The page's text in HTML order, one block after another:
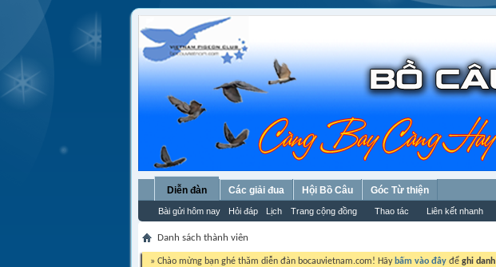
Diễn đàn
Bài gửi hôm nay Hỏi đáp Lịch Trang cộng đồng Thao tác Liên kết nhanh
Các giải đua Hội Bồ Câu Góc Từ thiện
Danh sách thành viên
» Chào mừng bạn ghé thăm diễn đàn bocauvietnam.com! Hãy bấm vào đây để ghi danh